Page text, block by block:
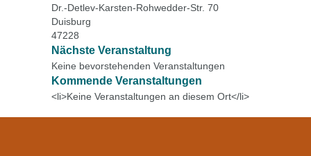
Dr.-Detlev-Karsten-Rohwedder-Str. 70
Duisburg
47228
Nächste Veranstaltung
Keine bevorstehenden Veranstaltungen
Kommende Veranstaltungen
<li>Keine Veranstaltungen an diesem Ort</li>